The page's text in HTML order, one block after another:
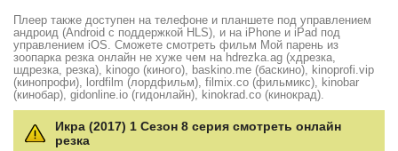
Плеер также доступен на телефоне и планшете под управлением
андроид (Android с поддержкой HLS), и на iPhone и iPad под
управлением iOS. Сможете смотреть фильм Мой парень из
зоопарка резка онлайн не хуже чем на hdrezka.ag (хдрезка,
шдрезка, резка), kinogo (киного), baskino.me (баскино), kinoprofi.vip
(кинопрофи), lordfilm (лордфильм), filmix.co (фильмикс), kinobar
(кинобар), gidonline.io (гидонлайн), kinokrad.сo (кинокрад).
Икра (2017) 1 Сезон 8 серия смотреть онлайн
резка